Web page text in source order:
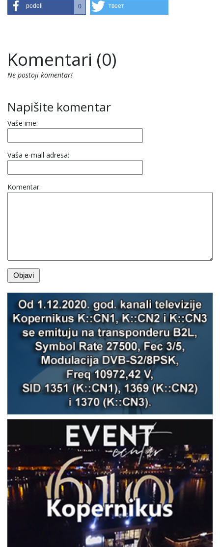
podeli 0 твеет
Komentari (0)
Ne postoji komentar!
Napišite komentar
Vaše ime:
Vaša e-mail adresa:
Komentar: